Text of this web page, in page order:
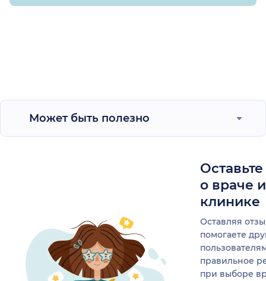
Может быть полезно
о враче
клинике
Оставляя
помогаете
правильное
при выборе